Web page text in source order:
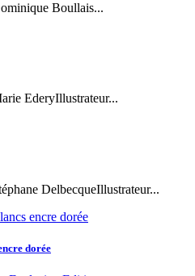
Boullais...
EderyIllustrateur...
DelbecqueIllustrateur...
dorée